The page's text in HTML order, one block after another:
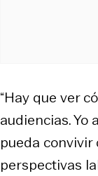
“Hay que ver
audiencias. Yo
pueda convivir
perspectivas